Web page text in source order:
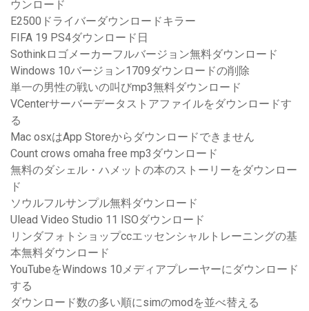
ウンロード
E2500ドライバーダウンロードキラー
FIFA 19 PS4ダウンロード日
Sothinkロゴメーカーフルバージョン無料ダウンロード
Windows 10バージョン1709ダウンロードの削除
単一の男性の戦いの叫びmp3無料ダウンロード
VCenterサーバーデータストアファイルをダウンロードす
る
Mac osxはApp Storeからダウンロードできません
Count crows omaha free mp3ダウンロード
無料のダシェル・ハメットの本のストーリーをダウンロー
ド
ソウルフルサンプル無料ダウンロード
Ulead Video Studio 11 ISOダウンロード
リンダフォトショップccエッセンシャルトレーニングの基
本無料ダウンロード
YouTubeをWindows 10メディアプレーヤーにダウンロード
する
ダウンロード数の多い順にsimのmodを並べ替える